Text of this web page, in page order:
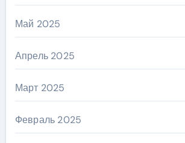
Май 2025
Апрель 2025
Март 2025
Февраль 2025